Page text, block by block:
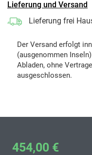
Lieferung und Versand
Lieferung frei
Der Versand erfolgt
(ausgenommen
Abladen, ohne
ausgeschlossen.
454,00 €